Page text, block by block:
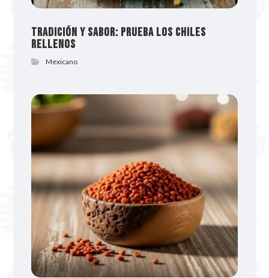
Tradición y sabor: prueba los chiles
rellenos
Mexicano